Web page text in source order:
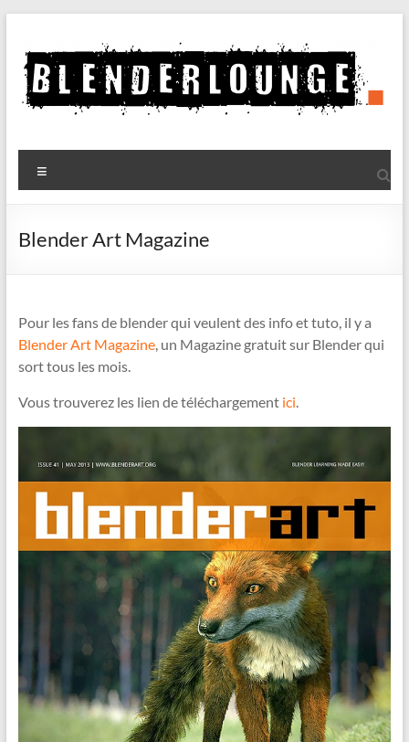
contenu
Blenderlounge
Le
de
Blender Art Magazine
Pour les fans de blender qui veulent des info et tuto, il y a
Blender Art Magazine, un Magazine gratuit sur Blender qui
sort tous les mois.
Vous trouverez les lien de téléchargement ici.